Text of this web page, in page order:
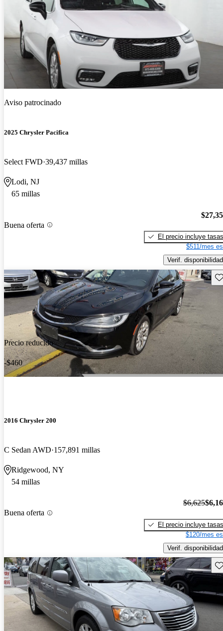
Aviso patrocinado
2025 Chrysler Pacifica
Select FWD 39,437 millas
Lodi, NJ
65 millas
Buena oferta
El precio incluye tasas
$511/mes
Verif. disponibilidad
Precio reducido
-$460
2016 Chrysler 200
C Sedan AWD 157,891 millas
Ridgewood, NY
54 millas
Buena oferta
$6,625
El precio incluye tasas
$120/mes
Verif. disponibilidad